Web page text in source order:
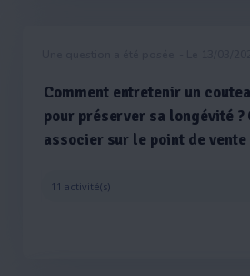
Comment entretenir un
pour préserver sa longévité
associer sur le point de vente
11 activité(s)